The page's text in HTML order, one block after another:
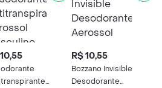
R$ 10,55
Bozzano Invisible
Desodorante